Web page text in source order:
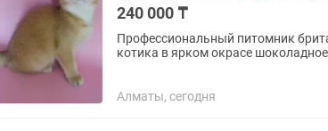
240 000 ₸
Профессиональный питомник
котика в ярком окрасе
Алматы, сегодня